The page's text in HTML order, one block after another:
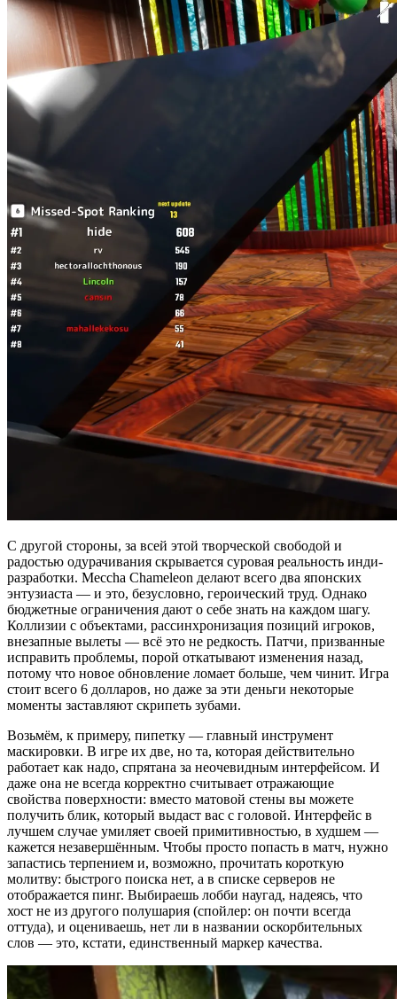
С другой стороны, за всей этой творческой свободой и
радостью одурачивания скрывается суровая реальность инди-
разработки. Meccha Chameleon делают всего два японских
энтузиаста — и это, безусловно, героический труд. Однако
бюджетные ограничения дают о себе знать на каждом шагу.
Коллизии с объектами, рассинхронизация позиций игроков,
внезапные вылеты — всё это не редкость. Патчи, призванные
исправить проблемы, порой откатывают изменения назад,
потому что новое обновление ломает больше, чем чинит. Игра
стоит всего 6 долларов, но даже за эти деньги некоторые
моменты заставляют скрипеть зубами.
Возьмём, к примеру, пипетку — главный инструмент
маскировки. В игре их две, но та, которая действительно
работает как надо, спрятана за неочевидным интерфейсом. И
даже она не всегда корректно считывает отражающие
свойства поверхности: вместо матовой стены вы можете
получить блик, который выдаст вас с головой. Интерфейс в
лучшем случае умиляет своей примитивностью, в худшем —
кажется незавершённым. Чтобы просто попасть в матч, нужно
запастись терпением и, возможно, прочитать короткую
молитву: быстрого поиска нет, а в списке серверов не
отображается пинг. Выбираешь лобби наугад, надеясь, что
хост не из другого полушария (спойлер: он почти всегда
оттуда), и оцениваешь, нет ли в названии оскорбительных
слов — это, кстати, единственный маркер качества.